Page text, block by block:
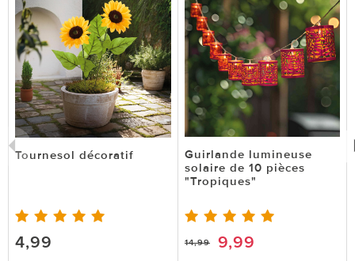
Tournesol décoratif
4,99
Guirlande lumineuse
solaire de 10 pièces
"Tropiques"
14,99 9,99